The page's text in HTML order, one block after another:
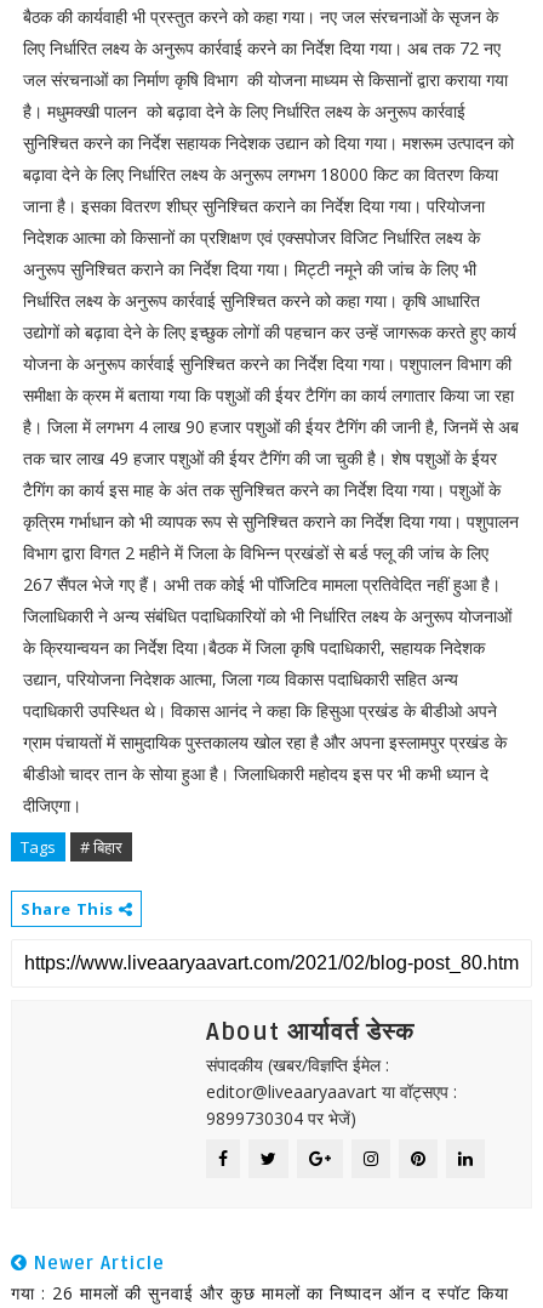
बैठक की कार्यवाही भी प्रस्तुत करने को कहा गया। नए जल संरचनाओं के सृजन के
लिए निर्धारित लक्ष्य के अनुरूप कार्रवाई करने का निर्देश दिया गया। अब तक 72 नए
जल संरचनाओं का निर्माण कृषि विभाग की योजना माध्यम से किसानों द्वारा कराया गया
है। मधुमक्खी पालन को बढ़ावा देने के लिए निर्धारित लक्ष्य के अनुरूप कार्रवाई
सुनिश्चित करने का निर्देश सहायक निदेशक उद्यान को दिया गया। मशरूम उत्पादन को
बढ़ावा देने के लिए निर्धारित लक्ष्य के अनुरूप लगभग 18000 किट का वितरण किया
जाना है। इसका वितरण शीघ्र सुनिश्चित कराने का निर्देश दिया गया। परियोजना
निदेशक आत्मा को किसानों का प्रशिक्षण एवं एक्सपोजर विजिट निर्धारित लक्ष्य के
अनुरूप सुनिश्चित कराने का निर्देश दिया गया। मिट्टी नमूने की जांच के लिए भी
निर्धारित लक्ष्य के अनुरूप कार्रवाई सुनिश्चित करने को कहा गया। कृषि आधारित
उद्योगों को बढ़ावा देने के लिए इच्छुक लोगों की पहचान कर उन्हें जागरूक करते हुए कार्य
योजना के अनुरूप कार्रवाई सुनिश्चित करने का निर्देश दिया गया। पशुपालन विभाग की
समीक्षा के क्रम में बताया गया कि पशुओं की ईयर टैगिंग का कार्य लगातार किया जा रहा
है। जिला में लगभग 4 लाख 90 हजार पशुओं की ईयर टैगिंग की जानी है, जिनमें से अब
तक चार लाख 49 हजार पशुओं की ईयर टैगिंग की जा चुकी है। शेष पशुओं के ईयर
टैगिंग का कार्य इस माह के अंत तक सुनिश्चित करने का निर्देश दिया गया। पशुओं के
कृत्रिम गर्भाधान को भी व्यापक रूप से सुनिश्चित कराने का निर्देश दिया गया। पशुपालन
विभाग द्वारा विगत 2 महीने में जिला के विभिन्न प्रखंडों से बर्ड फ्लू की जांच के लिए
267 सैंपल भेजे गए हैं। अभी तक कोई भी पॉजिटिव मामला प्रतिवेदित नहीं हुआ है।
जिलाधिकारी ने अन्य संबंधित पदाधिकारियों को भी निर्धारित लक्ष्य के अनुरूप योजनाओं
के क्रियान्वयन का निर्देश दिया।बैठक में जिला कृषि पदाधिकारी, सहायक निदेशक
उद्यान, परियोजना निदेशक आत्मा, जिला गव्य विकास पदाधिकारी सहित अन्य
पदाधिकारी उपस्थित थे। विकास आनंद ने कहा कि हिसुआ प्रखंड के बीडीओ अपने
ग्राम पंचायतों में सामुदायिक पुस्तकालय खोल रहा है और अपना इस्लामपुर प्रखंड के
बीडीओ चादर तान के सोया हुआ है। जिलाधिकारी महोदय इस पर भी कभी ध्यान दे
दीजिएगा।
Tags # बिहार
Share This
About आर्यावर्त डेस्क
संपादकीय (खबर/विज्ञप्ति ईमेल :
editor@liveaaryaavart या वॉट्सएप :
9899730304 पर भेजें)
Newer Article
गया : 26 मामलों की सुनवाई और कुछ मामलों का निष्पादन ऑन द स्पॉट किया